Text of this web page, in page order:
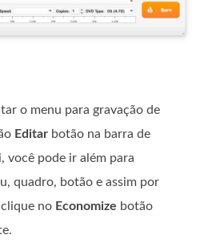
o menu para gravação de
Editar botão na barra de
você pode ir além para
quadro, botão e assim por
no Economize botão